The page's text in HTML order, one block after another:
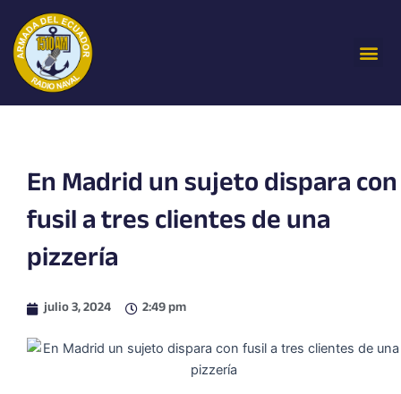
contenido
En Madrid un sujeto dispara con
fusil a tres clientes de una
pizzería
julio 3, 2024 2:49 pm